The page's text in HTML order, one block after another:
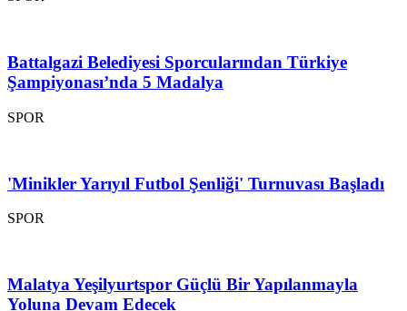
Battalgazi Belediyesi Sporcularından Türkiye
Şampiyonası’nda 5 Madalya
SPOR
'Minikler Yarıyıl Futbol Şenliği' Turnuvası Başladı
SPOR
Malatya Yeşilyurtspor Güçlü Bir Yapılanmayla
Yoluna Devam Edecek